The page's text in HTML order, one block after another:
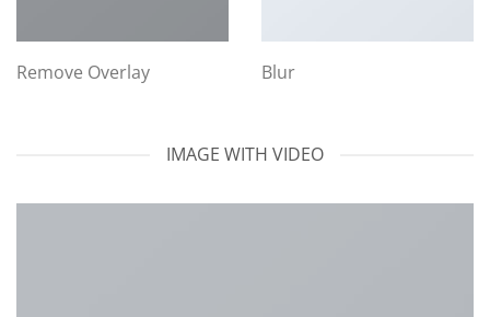
Remove Overlay Blur
IMAGE WITH VIDEO